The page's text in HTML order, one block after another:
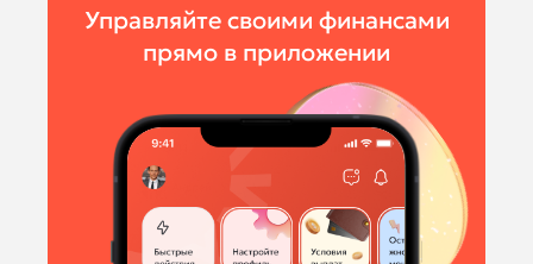
Управляйте своими финансами
прямо в приложении